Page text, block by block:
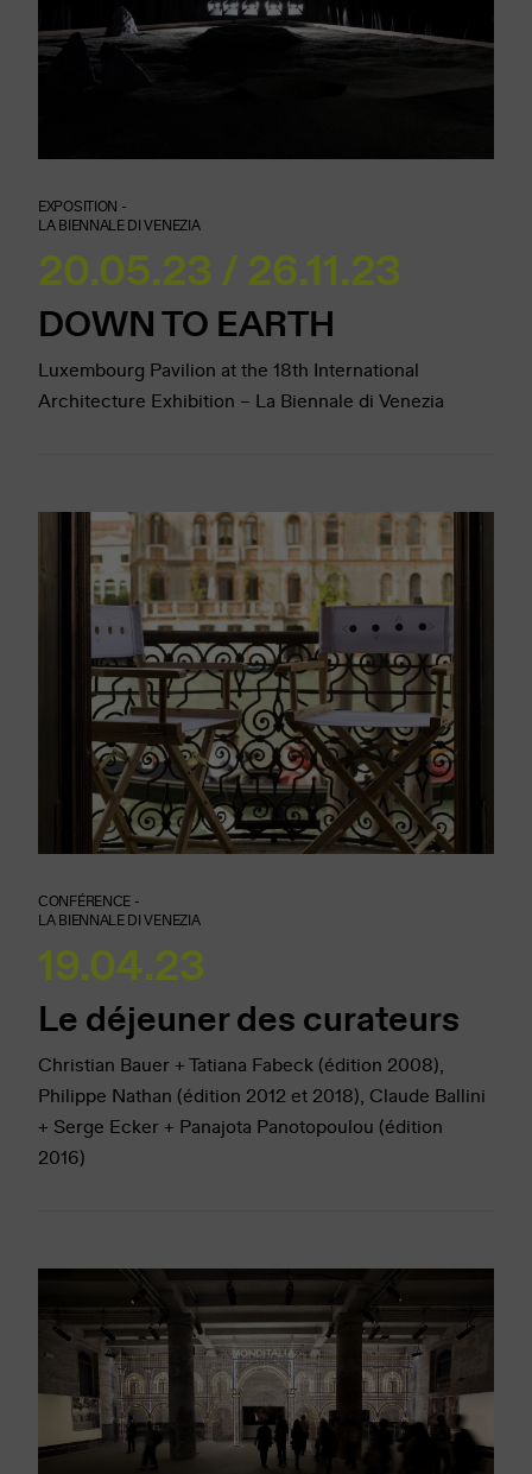
EXPOSITION -
LA BIENNALE DI VENEZIA
20.05.23 / 26.11.23
DOWN TO EARTH
Luxembourg Pavilion at the 18th International
Architecture Exhibition – La Biennale di Venezia
CONFÉRENCE -
LA BIENNALE DI VENEZIA
19.04.23
Le déjeuner des curateurs
Christian Bauer + Tatiana Fabeck (édition 2008),
Philippe Nathan (édition 2012 et 2018), Claude Ballini
+ Serge Ecker + Panajota Panotopoulou (édition
2016)